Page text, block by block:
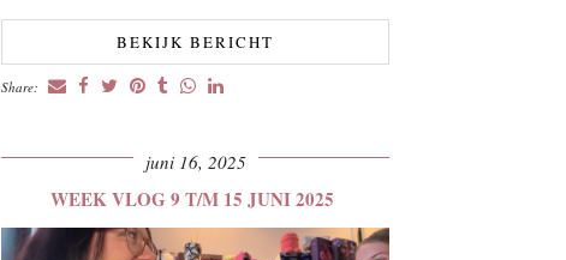
BEKIJK BERICHT
Share:
juni 16, 2025
WEEK VLOG 9 T/M 15 JUNI 2025